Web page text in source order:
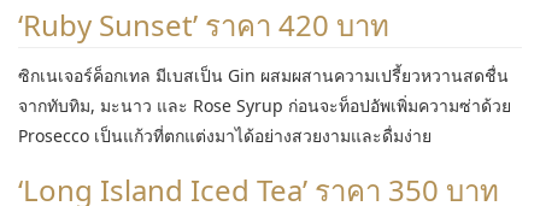
‘Ruby Sunset’ ราคา 420 บาท
ซิกเนเจอร์ค็อกเทล มีเบสเป็น Gin ผสมผสานความเปรี้ยวหวานสดชื่น
จากทับทิม, มะนาว และ Rose Syrup ก่อนจะท็อปอัพเพิ่มความซ่าด้วย
Prosecco เป็นแก้วที่ตกแต่งมาได้อย่างสวยงามและดื่มง่าย
‘Long Island Iced Tea’ ราคา 350 บาท